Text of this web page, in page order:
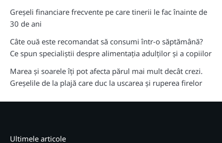
Greșeli financiare frecvente pe care tinerii le fac înainte de
30 de ani
Câte ouă este recomandat să consumi într-o săptămână?
Ce spun specialiștii despre alimentația adulților și a copiilor
Marea și soarele îți pot afecta părul mai mult decât crezi.
Greșelile de la plajă care duc la uscarea și ruperea firelor
Ultimele articole